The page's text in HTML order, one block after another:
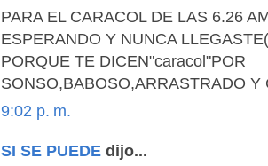
PARA EL CARACOL DE LAS 6.26
ESPERANDO Y NUNCA
PORQUE TE DICEN"caracol"POR
SONSO,BABOSO,ARRASTRADO Y
9:02 p. m.
SI SE PUEDE dijo...